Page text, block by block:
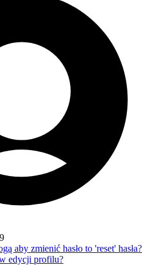
aby zmienić hasło to 'reset' hasła?
edycji profilu?